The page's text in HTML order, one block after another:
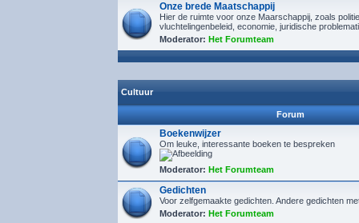
Onze brede Maatschappij
Hier de ruimte voor onze Maarschappij, zoals
vluchtelingenbeleid, economie, juridische
Moderator: Het Forumteam
Cultuur
Forum
Boekenwijzer
Om leuke, interessante boeken te bespreken
Moderator: Het Forumteam
Gedichten
Voor zelfgemaakte gedichten. Andere gedichten
Moderator: Het Forumteam